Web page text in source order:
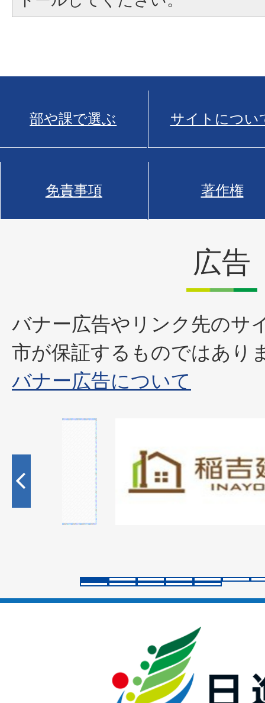
部や課で選ぶ サイトについ
免責事項 著作権
広告
バナー広告やリンク先のサ
市が保証するものではあり
バナー広告について
枚
目
の
ラ
イ